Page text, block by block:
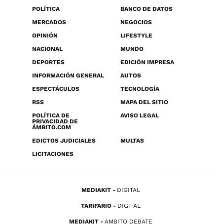
POLÍTICA
BANCO DE DATOS
MERCADOS
NEGOCIOS
OPINIÓN
LIFESTYLE
NACIONAL
MUNDO
DEPORTES
EDICIÓN IMPRESA
INFORMACIÓN GENERAL
AUTOS
ESPECTÁCULOS
TECNOLOGÍA
RSS
MAPA DEL SITIO
POLÍTICA DE
PRIVACIDAD DE
ÁMBITO.COM
AVISO LEGAL
EDICTOS JUDICIALES
MULTAS
LICITACIONES
MEDIAKIT DIGITAL
TARIFARIO DIGITAL
MEDIAKIT AMBITO DEBATE